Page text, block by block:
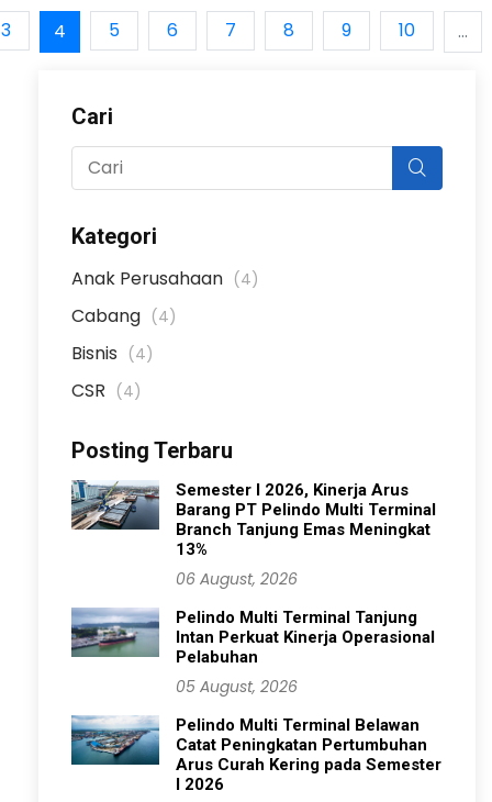
3 4 5 6 7 8 9 10 ...
Cari
Kategori
Anak Perusahaan (4)
Cabang (4)
Bisnis (4)
CSR (4)
Posting Terbaru
Semester I 2026, Kinerja Arus
Barang PT Pelindo Multi Terminal
Branch Tanjung Emas Meningkat
13%
06 August, 2026
Pelindo Multi Terminal Tanjung
Intan Perkuat Kinerja Operasional
Pelabuhan
05 August, 2026
Pelindo Multi Terminal Belawan
Catat Peningkatan Pertumbuhan
Arus Curah Kering pada Semester
I 2026